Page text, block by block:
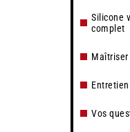
Silicone
complet
Vos